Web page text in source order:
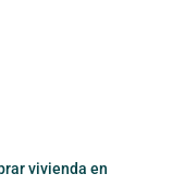
vivienda en